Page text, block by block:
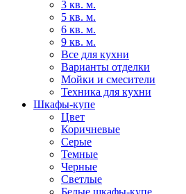
3 кв. м.
5 кв. м.
6 кв. м.
9 кв. м.
Все для кухни
Варианты отделки
Мойки и смесители
Техника для кухни
Шкафы-купе
Цвет
Коричневые
Серые
Темные
Черные
Светлые
Белые шкафы-купе